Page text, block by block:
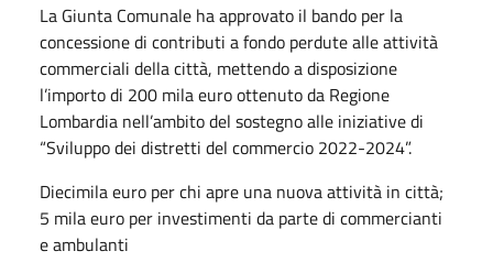
La Giunta Comunale ha approvato il bando per la
concessione di contributi a fondo perdute alle attività
commerciali della città, mettendo a disposizione
l’importo di 200 mila euro ottenuto da Regione
Lombardia nell’ambito del sostegno alle iniziative di
“Sviluppo dei distretti del commercio 2022-2024”.
Diecimila euro per chi apre una nuova attività in città;
5 mila euro per investimenti da parte di commercianti
e ambulanti